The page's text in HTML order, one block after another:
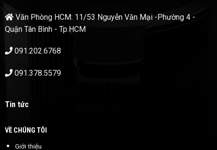
Văn Phòng HCM: 11/53 Nguyễn Văn Mại -Phường 4 -
Quận Tân Bình - Tp.HCM
091.202.6768
091.378.5579
Tin tức
VỀ CHÚNG TÔI
Giới thiệu